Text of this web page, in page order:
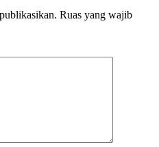
Ruas yang wajib